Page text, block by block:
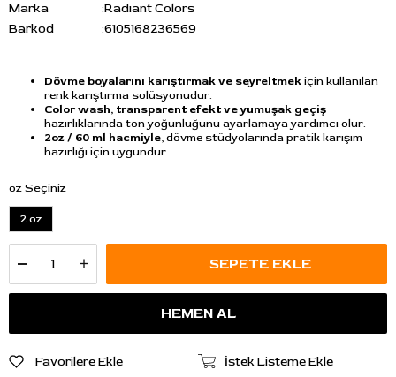
Marka
:Radiant Colors
Barkod
:6105168236569
Dövme boyalarını karıştırmak ve seyreltmekiçin kullanılan
renk karıştırma solüsyonudur.
Color wash, transparent efekt ve yumuşak geçiş
hazırlıklarında ton yoğunluğunu ayarlamaya yardımcı olur.
2oz / 60 ml hacmiyle, dövme stüdyolarında pratik karışım
hazırlığı için uygundur.
oz Seçiniz
2 oz
Favorilere Ekle
İstek Listeme Ekle